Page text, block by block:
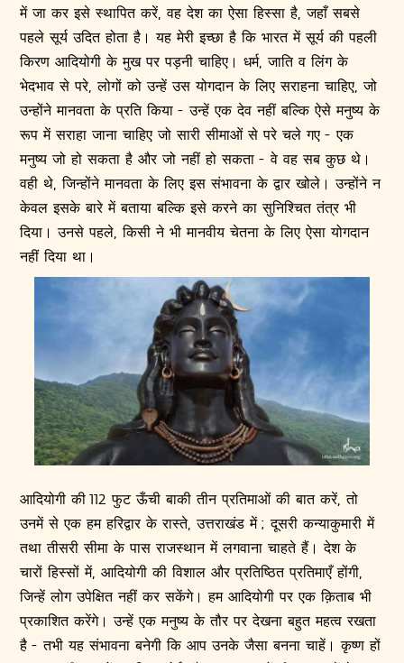
में जा कर इसे स्थापित करें, वह देश का ऐसा हिस्सा है, जहाँ सबसे
पहले सूर्य उदित होता है। यह मेरी इच्छा है कि भारत में सूर्य की पहली
किरण आदियोगी के मुख पर पड़नी चाहिए। धर्म, जाति व लिंग के
भेदभाव से परे, लोगों को उन्हें उस योगदान के लिए सराहना चाहिए, जो
उन्होंने मानवता के प्रति किया - उन्हें एक देव नहीं बल्कि ऐसे मनुष्य के
रूप में सराहा जाना चाहिए जो सारी सीमाओं से परे चले गए - एक
मनुष्य जो हो सकता है और जो नहीं हो सकता - वे वह सब कुछ थे।
वही थे, जिन्होंने मानवता के लिए इस संभावना के द्वार खोले। उन्होंने न
केवल इसके बारे में बताया बल्कि इसे करने का सुनिश्चित तंत्र भी
दिया। उनसे पहले, किसी ने भी मानवीय चेतना के लिए ऐसा योगदान
नहीं दिया था।
आदियोगी की 112 फुट ऊँची बाकी तीन प्रतिमाओं की बात करें, तो
उनमें से एक हम हरिद्वार के रास्ते, उत्तराखंड में ; दूसरी कन्याकुमारी में
तथा तीसरी सीमा के पास राजस्थान में लगवाना चाहते हैं। देश के
चारों हिस्सों में, आदियोगी की विशाल और प्रतिष्ठित प्रतिमाएँ होंगी,
जिन्हें लोग उपेक्षित नहीं कर सकेंगे। हम आदियोगी पर एक क़िताब भी
प्रकाशित करेंगे। उन्हें एक मनुष्य के तौर पर देखना बहुत महत्व रखता
है - तभी यह संभावना बनेगी कि आप उनके जैसा बनना चाहें। कृष्ण हों